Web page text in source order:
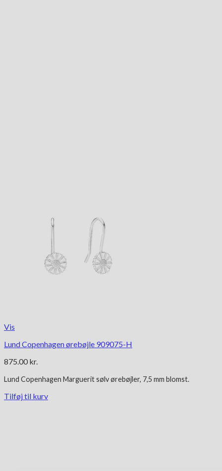
Vis
Lund Copenhagen ørebøjle 909075-H
875.00 kr.
Lund Copenhagen Margueritsølv ørebøjler, 7,5 mm blomst.
Tilføj til kurv